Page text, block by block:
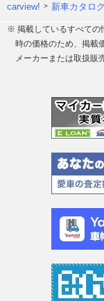
carview! 新車カタロ
※ 掲載しているすべての
時の価格のため、掲載
メーカーまたは取扱販